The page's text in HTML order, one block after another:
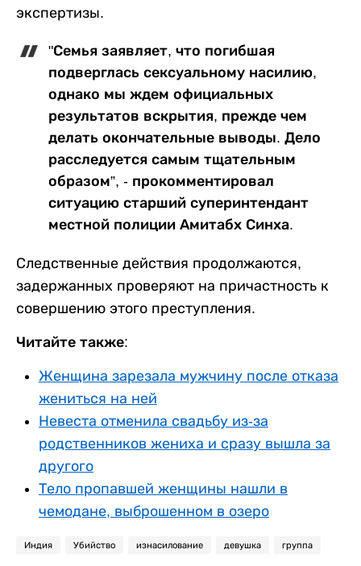
экспертизы.
"Семья заявляет, что погибшая
подверглась сексуальному насилию,
однако мы ждем официальных
результатов вскрытия, прежде чем
делать окончательные выводы. Дело
расследуется самым тщательным
образом”, - прокомментировал
ситуацию старший суперинтендант
местной полиции Амитабх Синха.
Следственные действия продолжаются,
задержанных проверяют на причастность к
совершению этого преступления.
Читайте также:
Женщина зарезала мужчину после отказа
жениться на ней
Невеста отменила свадьбу из-за
родственников жениха и сразу вышла за
другого
Тело пропавшей женщины нашли в
чемодане, выброшенном в озеро
Индия Убийство изнасилование девушка группа